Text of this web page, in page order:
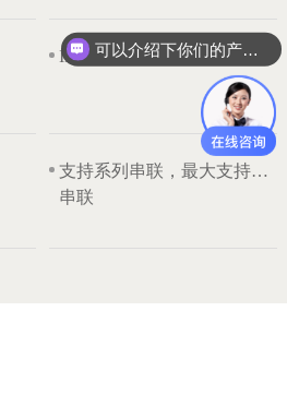
IP65防护等级，更安全
支持系列串联，最大支持4组
串联
可以介绍下你们的产品么？